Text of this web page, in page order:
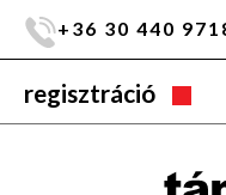
+36 30 440
regisztráció